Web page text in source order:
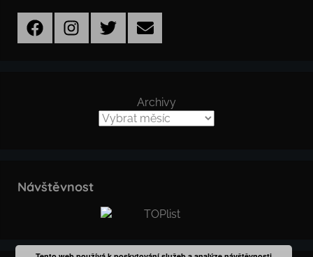
FacebookInstagramTwitter Email
Archivy
Návštěvnost